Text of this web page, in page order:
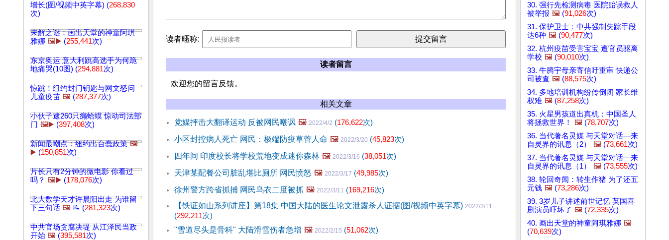
增长(图/视频中英字幕) (268,830
次)
未解之谜：画出天堂的神童阿琪
雅娜 🖼️▶️ (255,441次)
东京奥运 意大利跳高选手为何跪
地痛哭(10图) (294,881次)
惊跳！纽约封门钥匙与网文怒问
儿童疫苗 🖼️ (287,377次)
小伙子逮260只癞蛤蟆 惊动司法部
门 🖼️▶️ (397,408次)
新闻最嘲点：纽约出台蠢政策 🖼️
▶️ (150,851次)
片长只有2分钟的微电影 你看过
吗？ 🖼️▶️ (178,076次)
北大数学天才许晨阳出走 为谁留
下三句话 🖼️ 📝 (281,323次)
中共官场贪腐决堤 从江泽民当政
开始 🖼️ (395,581次)
读者暱称:
读者留言
欢迎您的留言反馈。
相关文章
党媒抨击大翻译运动 反被网民嘲讽 🖼️ 2022/4/2 (176,622次)
小区封控病人死亡 网民：极端防疫草菅人命 🖼️ 2022/3/20 (45,823次)
四年间 印度校长将学校荒地变成迷你森林 🖼️ 2022/3/16 (38,051次)
天津某配餐公司脏乱堪比厕所 网民愤怒 🖼️ 2022/3/17 (49,985次)
徐州警方跨省抓捕 网民乌衣二度被抓 🖼️ 2022/3/11 (169,216次)
【铁证如山系列讲座】第18集 中国大陆的医生论文泄露杀人证据(图/视频中英字幕) 2022/3/11
(292,211次)
"雪道尽头是骨科" 大陆滑雪伤者急增 🖼️ 2022/2/15 (51,062次)
30. 强行先检测病毒 医院贻误救人
被举报 🖼️ (91,026次)
31. 保护卫士：中共强制失踪手段
达6种 🖼️ (90,477次)
32. 杭州疫苗受害宝宝 遭官员驱离
学校 🖼️ (90,010次)
33. 牛腾宇母亲寄信吁重审 快递公
司被查 🖼️ (88,575次)
34. 多地培训机构纷传倒闭 家长维
权难 🖼️ (87,258次)
35. 火星男孩道出真机：中国圣人
将拯救世界！
🖼️ (78,707次)
36. 当代著名灵媒 与天堂对话—来
自灵界的讯息（2）
🖼️ (73,661次)
37. 当代著名灵媒 与天堂对话—来
自灵界的讯息（1）
🖼️ (73,555次)
38. 轮回奇闻：转生作猪 为了还五
元钱 🖼️ (73,286次)
39. 3岁儿子讲述前世记忆 英国喜
剧演员吓坏了 🖼️ (72,335次)
40. 画出天堂的神童阿琪雅娜 🖼️
(70,639次)